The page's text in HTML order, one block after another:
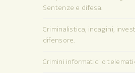
Sentenze e difesa.
Criminalistica, indagini,
difensore.
Crimini informatici o